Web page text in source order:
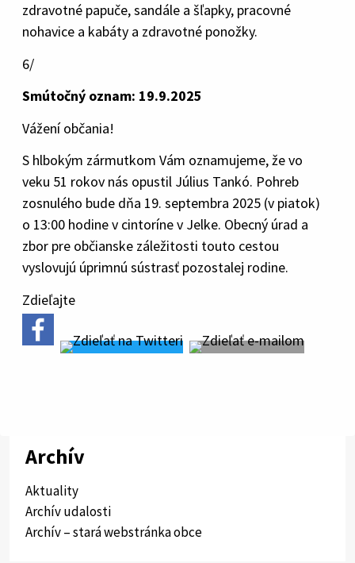
zdravotné papuče, sandále a šľapky, pracovné
nohavice a kabáty a zdravotné ponožky.
6/
Smútočný oznam: 19.9.2025
Vážení občania!
S hlbokým zármutkom Vám oznamujeme, že vo
veku 51 rokov nás opustil Július Tankó. Pohreb
zosnulého bude dňa 19. septembra 2025 (v piatok)
o 13:00 hodine v cintoríne v Jelke. Obecný úrad a
zbor pre občianske záležitosti touto cestou
vyslovujú úprimnú sústrasť pozostalej rodine.
Zdieľajte
Archív
Aktuality
Archív udalosti
Archív – stará webstránka obce